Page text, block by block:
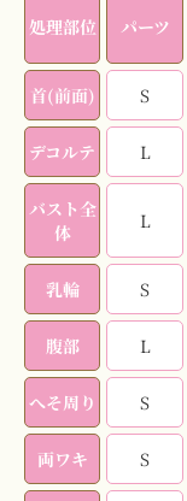
処理部位 パーツ
首(前面) S
デコルテ L
バスト全
体
L
乳輪 S
腹部 L
へそ周り S
両ワキ S